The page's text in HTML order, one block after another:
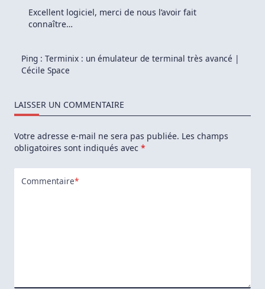
Excellent logiciel, merci de nous l’avoir fait
connaître…
Ping : Terminix : un émulateur de terminal très avancé |
Cécile Space
LAISSER UN COMMENTAIRE
Votre adresse e-mail ne sera pas publiée. Les champs
obligatoires sont indiqués avec *
Commentaire*